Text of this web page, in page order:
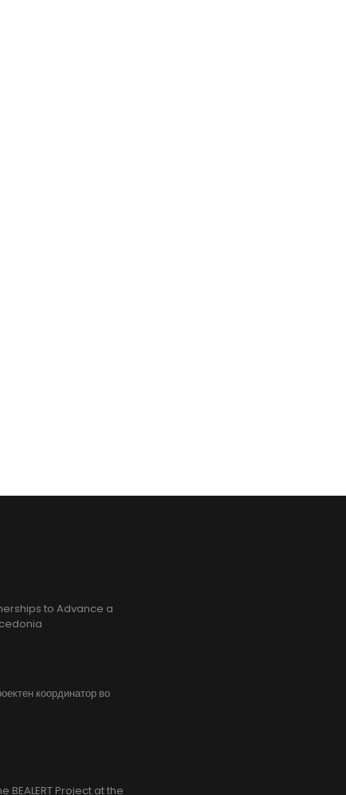
to Advance a
координатор во
BEALERT Project at the